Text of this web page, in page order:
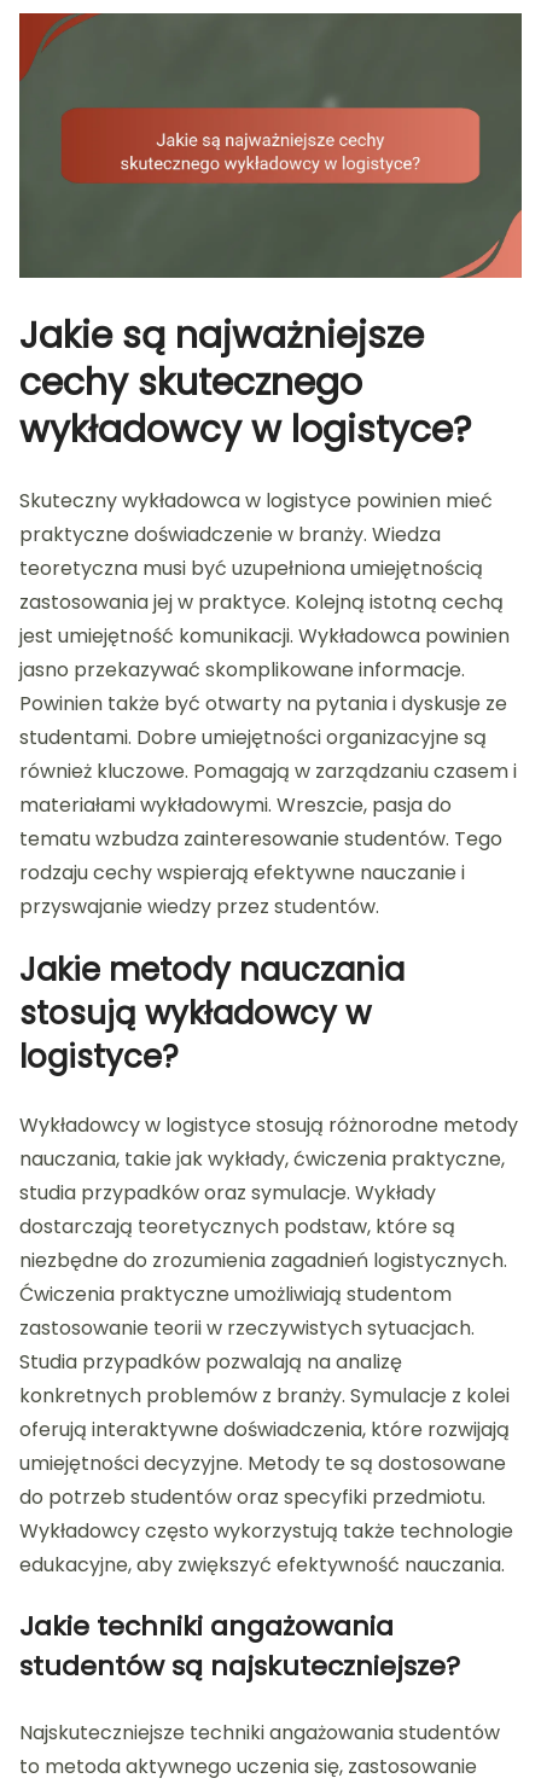
Jakie są najważniejsze
cechy skutecznego
wykładowcy w logistyce?
Skuteczny wykładowca w logistyce powinien mieć
praktyczne doświadczenie w branży. Wiedza
teoretyczna musi być uzupełniona umiejętnością
zastosowania jej w praktyce. Kolejną istotną cechą
jest umiejętność komunikacji. Wykładowca powinien
jasno przekazywać skomplikowane informacje.
Powinien także być otwarty na pytania i dyskusje ze
studentami. Dobre umiejętności organizacyjne są
również kluczowe. Pomagają w zarządzaniu czasem i
materiałami wykładowymi. Wreszcie, pasja do
tematu wzbudza zainteresowanie studentów. Tego
rodzaju cechy wspierają efektywne nauczanie i
przyswajanie wiedzy przez studentów.
Jakie metody nauczania
stosują wykładowcy w
logistyce?
Wykładowcy w logistyce stosują różnorodne metody
nauczania, takie jak wykłady, ćwiczenia praktyczne,
studia przypadków oraz symulacje. Wykłady
dostarczają teoretycznych podstaw, które są
niezbędne do zrozumienia zagadnień logistycznych.
Ćwiczenia praktyczne umożliwiają studentom
zastosowanie teorii w rzeczywistych sytuacjach.
Studia przypadków pozwalają na analizę
konkretnych problemów z branży. Symulacje z kolei
oferują interaktywne doświadczenia, które rozwijają
umiejętności decyzyjne. Metody te są dostosowane
do potrzeb studentów oraz specyfiki przedmiotu.
Wykładowcy często wykorzystują także technologie
edukacyjne, aby zwiększyć efektywność nauczania.
Jakie techniki angażowania
studentów są najskuteczniejsze?
Najskuteczniejsze techniki angażowania studentów
to metoda aktywnego uczenia się, zastosowanie